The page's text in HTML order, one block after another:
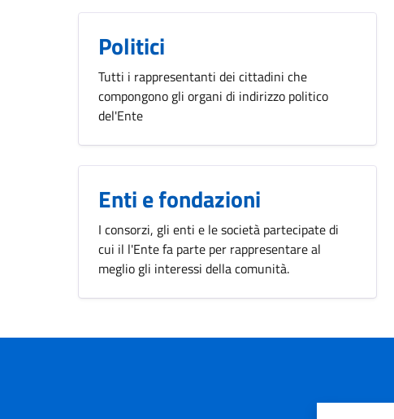
Politici
Tutti i rappresentanti dei cittadini che
compongono gli organi di indirizzo politico
del'Ente
Enti e fondazioni
I consorzi, gli enti e le società partecipate di
cui il l'Ente fa parte per rappresentare al
meglio gli interessi della comunità.